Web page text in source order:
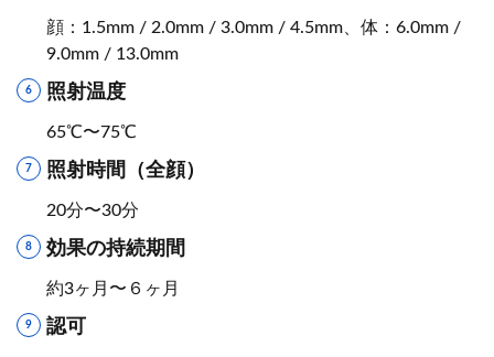
顔：1.5mm / 2.0mm / 3.0mm / 4.5mm、体：6.0mm /
9.0mm / 13.0mm
照射温度
65℃〜75℃
照射時間（全顔）
20分〜30分
効果の持続期間
約3ヶ月〜６ヶ月
認可